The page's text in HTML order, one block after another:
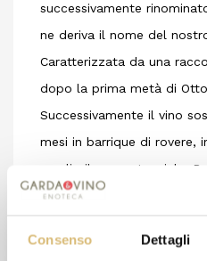
Consenso Dettagli
successivamente
ne deriva il nome del
Caratterizzata da una
dopo la prima metà di
Successivamente il vino
mesi in barrique di rovere,
meglio il suo potenziale.
forza della nostra azienda
la rende una chicca.